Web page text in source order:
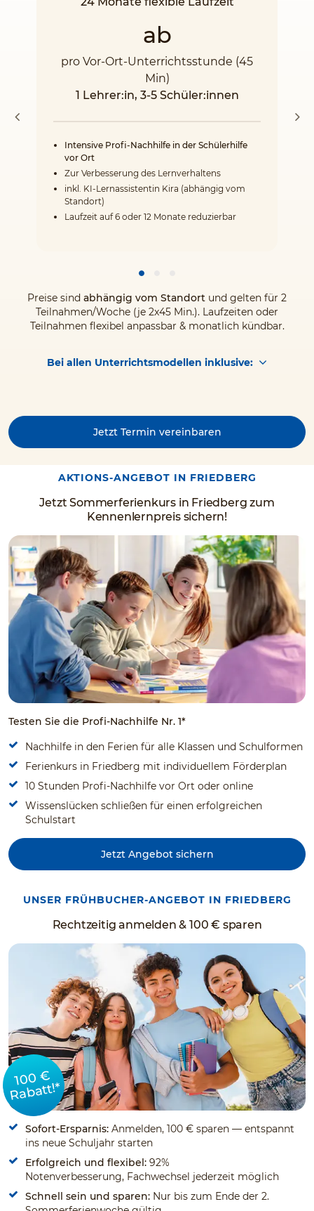
ab
pro Vor-Ort-Unterrichtsstunde (45
Min)
1 Lehrer:in, 3-5 Schüler:innen
Intensive Profi-Nachhilfe in der Schülerhilfe
vor Ort
Zur Verbesserung des Lernverhaltens
inkl. KI-Lernassistentin Kira (abhängig vom
Standort)
Laufzeit auf 6 oder 12 Monate reduzierbar
Preise sind abhängig vom Standort und gelten für 2
Teilnahmen/Woche (je 2x45 Min.). Laufzeiten oder
Teilnahmen flexibel anpassbar & monatlich kündbar.
Bei allen Unterrichtsmodellen inklusive:
Jetzt Termin vereinbaren
AKTIONS-ANGEBOT IN FRIEDBERG
Jetzt Sommerferienkurs in Friedberg zum
Kennenlernpreis sichern!
Testen Sie die Profi-Nachhilfe Nr. 1*
Nachhilfe in den Ferien für alle Klassen und Schulformen
Ferienkurs in Friedberg mit individuellem Förderplan
10 Stunden Profi-Nachhilfe vor Ort oder online
Wissenslücken schließen für einen erfolgreichen
Schulstart
Jetzt Angebot sichern
UNSER FRÜHBUCHER-ANGEBOT IN FRIEDBERG
Rechtzeitig anmelden & 100 € sparen
100 €
Rabatt!*
Sofort-Ersparnis: Anmelden, 100 € sparen — entspannt
ins neue Schuljahr starten
Erfolgreich und flexibel: 92%
Notenverbesserung, Fachwechsel jederzeit möglich
Schnell sein und sparen: Nur bis zum Ende der 2.